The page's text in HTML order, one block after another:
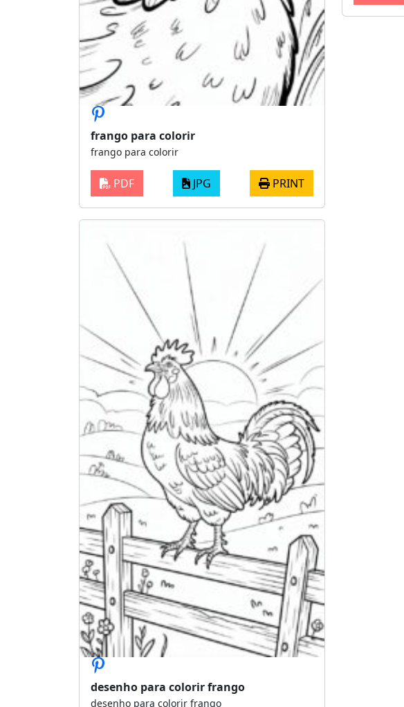
frango para colorir
frango para colorir
PDF JPG PRINT
desenho para colorir frango
desenho para colorir frango